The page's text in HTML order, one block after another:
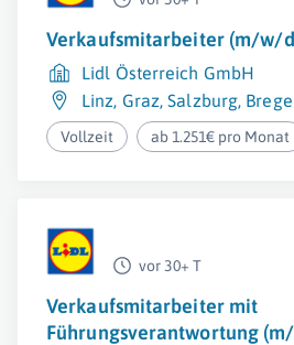
Verkaufsmitarbeiter (m/w/
Lidl Österreich GmbH
Linz, Graz,Salzburg,
Vollzeit ab 1.251€ pro Monat
vor 30+ T
Verkaufsmitarbeiter mit
Führungsverantwortung